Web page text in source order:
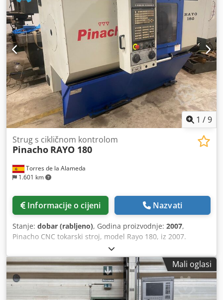
pogon Snaga motora pri brzini 1500 min⁻¹: 7 kW Raspon
broja okretaja vretena 1. stupanj: 0 - 1000 min⁻¹ Raspon
broja okretaja vretena 2. stupanj: 20 - 4000 min⁻¹ Maks.
okretni moment vretena 1. stupanj: 360 Nm 2. stupanj: 90
Nm Os X Maks. hod: 190 mm Brzi hod: 5000 mm/min Maks.
sila posmaka: 3000 N Os Z Maks. hod suporta: 750 mm Brzi
hod: 8000 mm/min Maks. sila posmaka: 5000 N
Brzomjenjivi držač MULTIFIX B Maks. promjer držača: 25 x
25 mm Konjić Promjer pinole: 65 mm Hod pinole: 120 mm
Unutarnji konus pinole – Morse: 4 Dimenzije stroja Duljina:
2180 mm Širina: 1341 mm Visina: 1775 mm Težina stroja:
2150 kg Potrošnja snage: 21 kVA
1 /9
Torres de la Alameda
1.601 km
Strug s cikličnom kontrolom
Pinacho RAYO 180
Informacije o cijeni Nazvati
Stanje: dobar (rabljeno), Godina proizvodnje: 2007,
Pinacho CNC tokarski stroj, model Rayo 180, iz 2007.
godine, sa Fanuc kontrolom. Razmak između središta: 750
mm, promjer tokarenja: 360 mm, promjer stezne glave: 200
mm, širina ležišta: 250 mm, provrt glavnog vretena: 42
mm, raspon broja okretaja: 100 do 4000 o/min, snaga
motora: 5,5 kw, automatska revolverska glava s 8 alata.
Mali oglasi